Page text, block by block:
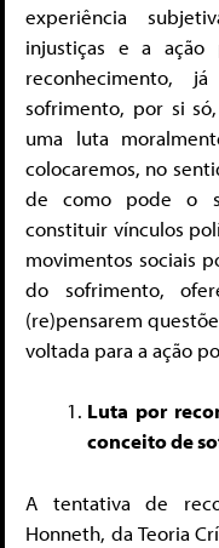
experiência
injustiças e a
reconhecimento,
sofrimento, por si
uma luta
colocaremos, no
de como pode o
constituir vínculos
movimentos sociais
do sofrimento,
(re)pensarem
voltada para a ação
Luta por
conceito de
A tentativa de
Honneth, da Teoria